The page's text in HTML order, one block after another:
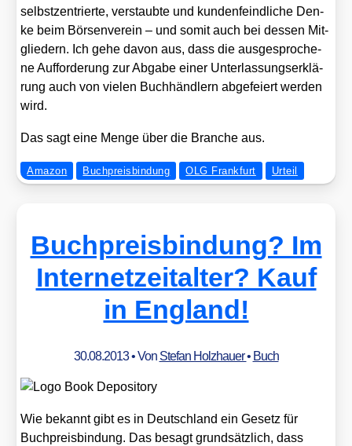
selbst­zen­trier­te, ver­staub­te und kun­den­feind­li­che Den­
ke beim Bör­sen­ver­ein – und somit auch bei des­sen Mit­
glie­dern. Ich gehe davon aus, dass die aus­ge­spro­che­
ne Auf­for­de­rung zur Abga­be einer Unter­las­sungs­er­klä­
rung auch von vie­len Buch­händ­lern abge­fei­ert wer­den
wird.
Das sagt eine Men­ge über die Bran­che aus.
Amazon Buchpreisbindung OLG Frankfurt Urteil
Buchpreisbindung? Im
Internetzeitalter? Kauf
in England!
30.08.2013• Von Stefan Holzhauer• Buch
Wie bekannt gibt es in Deutsch­land ein Gesetz für
Buch­preis­bin­dung. Das besagt grund­sätz­lich, dass